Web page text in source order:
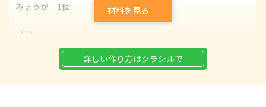
材料を見る
みょうが…1個
【A】
詳しい作り方はクラシルで